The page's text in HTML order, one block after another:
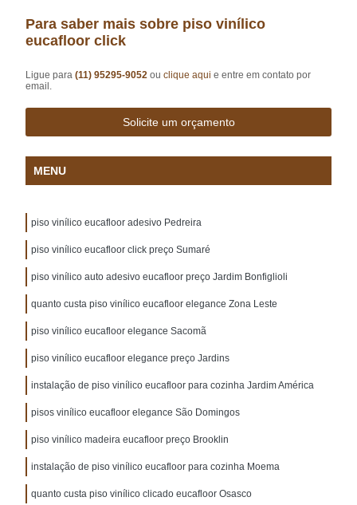
Para saber mais sobre piso vinílico
eucafloor click
Ligue para(11) 95295-9052ouclique aqui e entre em contato por
email.
Solicite um orçamento
MENU
piso vinílico eucafloor adesivo Pedreira
piso vinílico eucafloor click preço Sumaré
piso vinílico auto adesivo eucafloor preço Jardim Bonfiglioli
quanto custa piso vinílico eucafloor elegance Zona Leste
piso vinílico eucafloor elegance Sacomã
piso vinílico eucafloor elegance preço Jardins
instalação de piso vinílico eucafloor para cozinha Jardim América
pisos vinílico eucafloor elegance São Domingos
piso vinílico madeira eucafloor preço Brooklin
instalação de piso vinílico eucafloor para cozinha Moema
quanto custa piso vinílico clicado eucafloor Osasco